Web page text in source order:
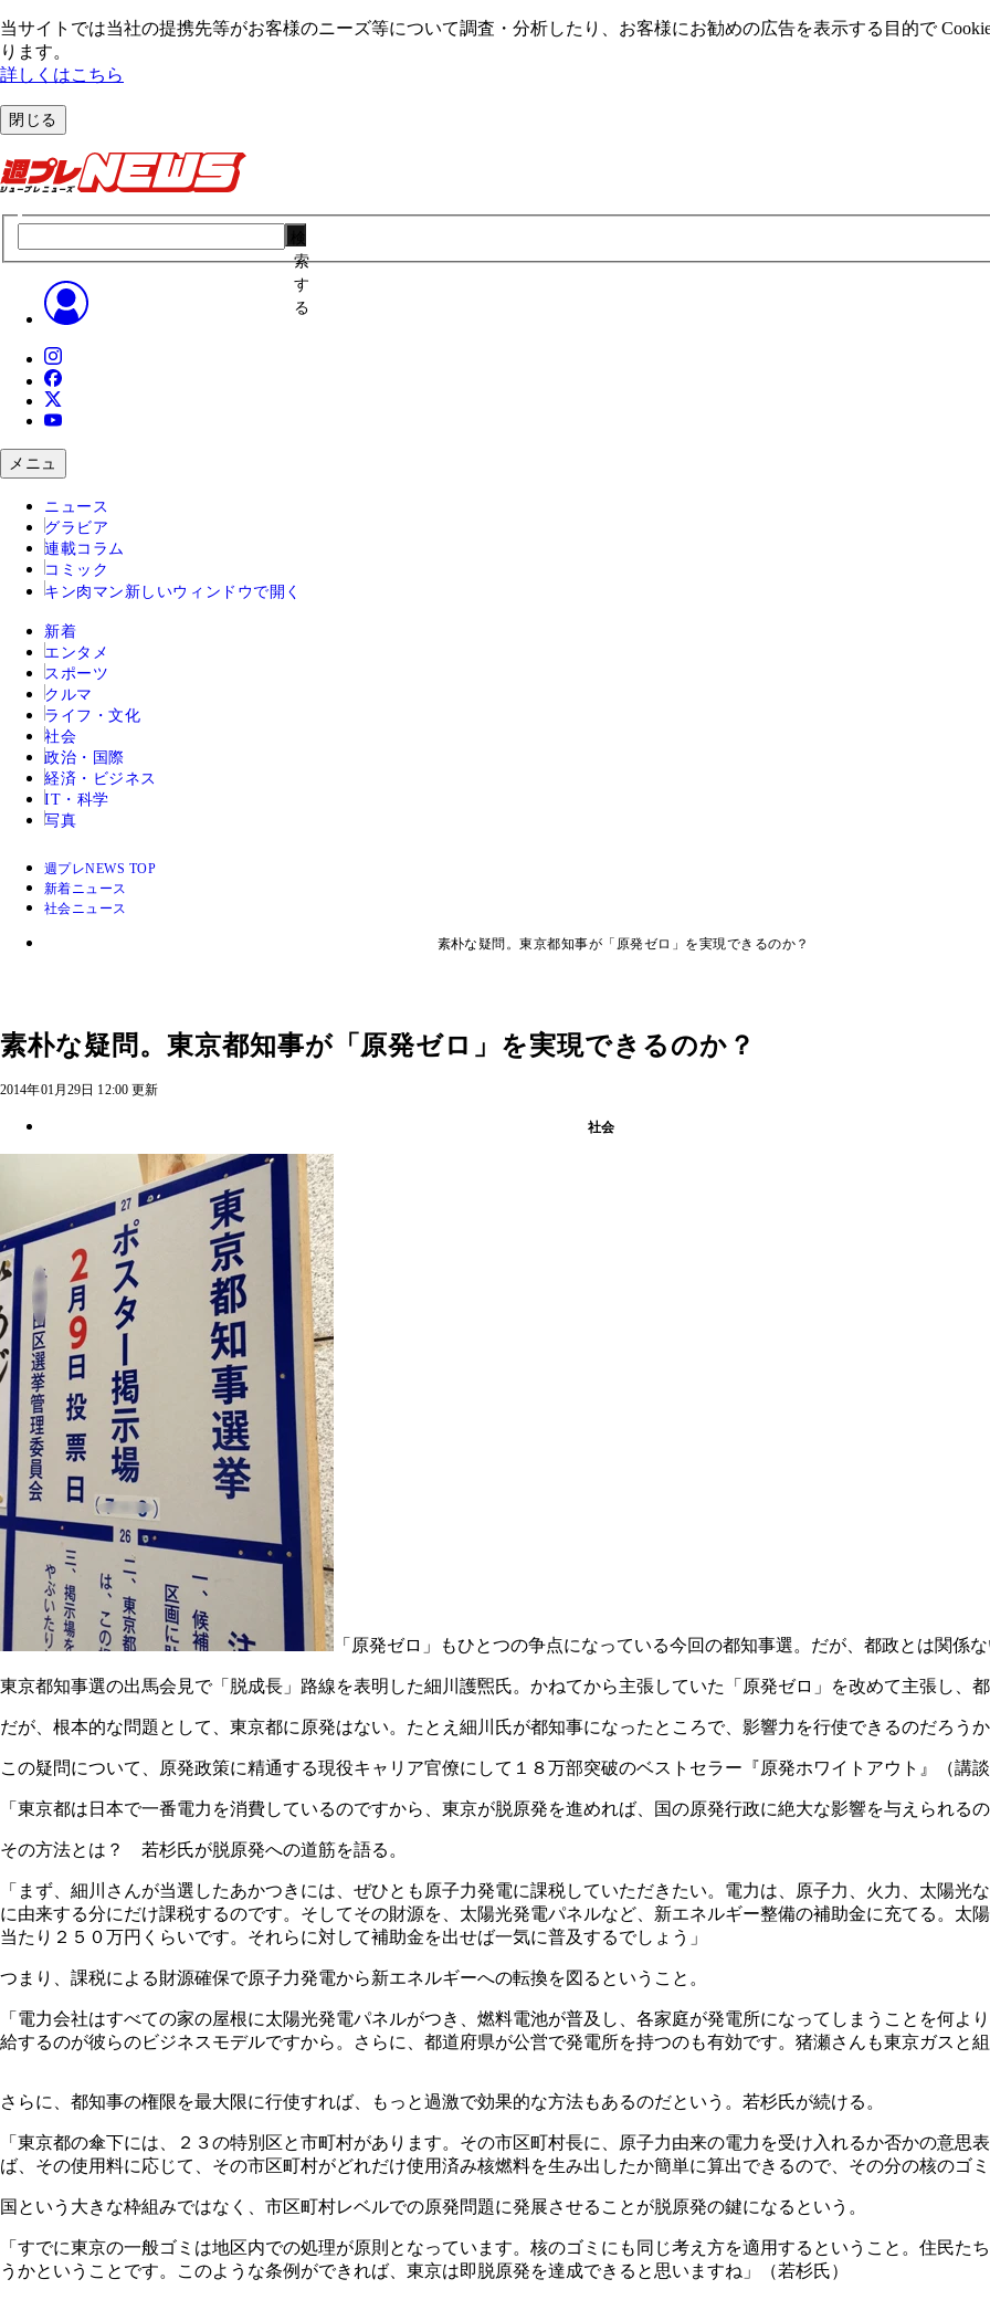
当サイトでは当社の提携先等がお客様のニーズ等について調査・分析したり、お客様にお勧めの広告を表⽰する⽬的で
ります。
詳しくはこちら
閉じる
索
す
る
メニュ
ニュース
グラビア
連載コラム
コミック
キン肉マン 新しいウィンドウで開く
新着
エンタメ
スポーツ
クルマ
ライフ・文化
社会
政治・国際
経済・ビジネス
IT・科学
写真
週プレNEWS TOP
新着ニュース
社会ニュース
素朴な疑問。東京都知事が「原発ゼロ」を実現できるのか？
素朴な疑問。東京都知事が「原発ゼロ」を実現できるのか？
2014年01月29日 12:00 更新
社会
「原発ゼロ」もひとつの争点になっている今回の都知事選。だが、都政とは関係
東京都知事選の出馬会見で「脱成長」路線を表明した細川護煕氏。かねてから主張していた「原発ゼロ」を改めて主張し、
だが、根本的な問題として、東京都に原発はない。たとえ細川氏が都知事になったところで、影響力を行使できるのだろう
この疑問について、原発政策に精通する現役キャリア官僚にして１８万部突破のベストセラー『原発ホワイトアウト』（講
「東京都は日本で一番電力を消費しているのですから、東京が脱原発を進めれば、国の原発行政に絶大な影響を与えられる
その方法とは？ 若杉氏が脱原発への道筋を語る。
「まず、細川さんが当選したあかつきには、ぜひとも原子力発電に課税していただきたい。電力は、原子力、火力、太陽
に由来する分にだけ課税するのです。そしてその財源を、太陽光発電パネルなど、新エネルギー整備の補助金に充てる。太
当たり２５０万円くらいです。それらに対して補助金を出せば一気に普及するでしょう」
つまり、課税による財源確保で原子力発電から新エネルギーへの転換を図るということ。
「電力会社はすべての家の屋根に太陽光発電パネルがつき、燃料電池が普及し、各家庭が発電所になってしまうことを何
給するのが彼らのビジネスモデルですから。さらに、都道府県が公営で発電所を持つのも有効です。猪瀬さんも東京ガスと
さらに、都知事の権限を最大限に行使すれば、もっと過激で効果的な方法もあるのだという。若杉氏が続ける。
「東京都の傘下には、２３の特別区と市町村があります。その市区町村長に、原子力由来の電力を受け入れるか否かの意
ば、その使用料に応じて、その市区町村がどれだけ使用済み核燃料を生み出したか簡単に算出できるので、その分の核のゴ
国という大きな枠組みではなく、市区町村レベルでの原発問題に発展させることが脱原発の鍵になるという。
「すでに東京の一般ゴミは地区内での処理が原則となっています。核のゴミにも同じ考え方を適用するということ。住民
うかということです。このような条例ができれば、東京は即脱原発を達成できると思いますね」（若杉氏）